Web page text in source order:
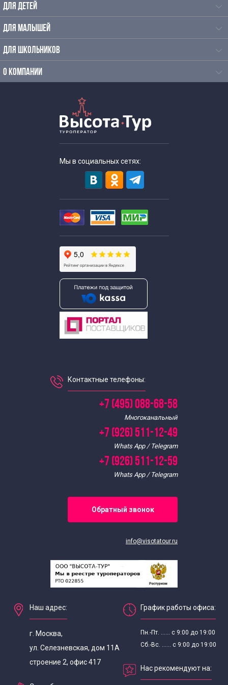
ДЛЯ ДЕТЕЙ
ДЛЯ МАЛЫШЕЙ
ДЛЯ ШКОЛЬНИКОВ
О КОМПАНИИ
Мы в социальных сетях:
Контактные телефоны:
+7 (495) 088-68-58
Многоканальный
+7 (926) 511-12-49
Whats App / Telegram
+7 (926) 511-12-59
Whats App / Telegram
Обратный звонок
info@visotatour.ru
Наш адрес:
г. Москва,
ул. Селезневская, дом 11А
строение 2, офис 417
График работы офиса:
Пн.-Пт. ...... с 9:00 до 19:00
Сб.-Вс. ...... с 9:00 до 19:00
Нас рекомендуют на: